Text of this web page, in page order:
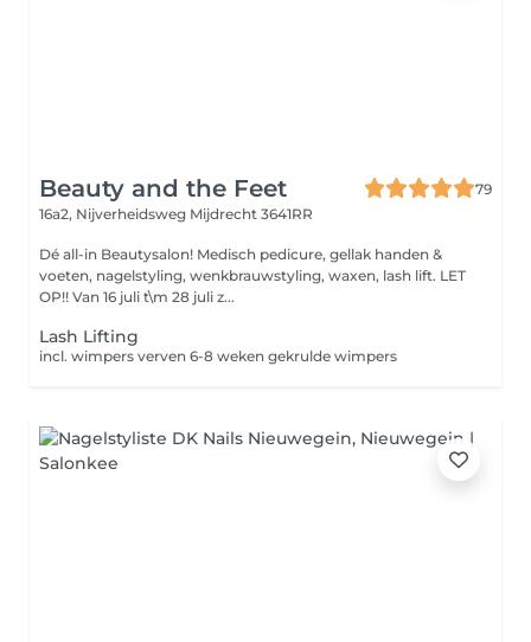
Beauty and the Feet
79
16a2, Nijverheidsweg Mijdrecht 3641RR
Dé all-in Beautysalon! Medisch pedicure, gellak handen &
voeten, nagelstyling, wenkbrauwstyling, waxen, lash lift. LET
OP!! Van 16 juli t\m 28 juli z...
Lash Lifting
incl. wimpers verven 6-8 weken gekrulde wimpers